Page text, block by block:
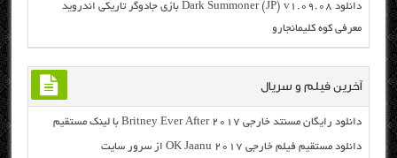
دانلود Dark Summoner (JP) v1.09.08 بازی جادوگر تاریکی اندروید
معرفی کوه کلیمانجارو
آخرین فیلم و سریال
دانلود رایگان مسنتد خارجی Britney Ever After 2017 با لینک مستقیم
دانلود مستقیم فیلم خارجی OK Jaanu 2017 از سرور سایت